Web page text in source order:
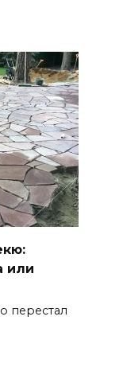
или
перестал